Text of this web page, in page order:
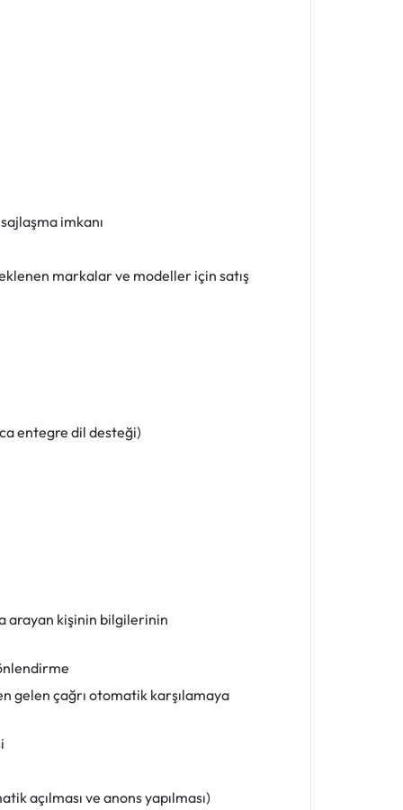
imkanı
markalar ve modeller için satış
entegre dil desteği)
arayan kişinin bilgilerinin
gelen çağrı otomatik karşılamaya
açılması ve anons yapılması)